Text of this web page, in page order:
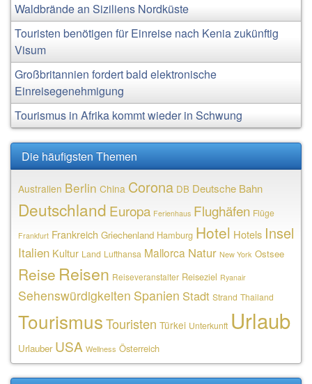
Waldbrände an Siziliens Nordküste
Touristen benötigen für Einreise nach Kenia zukünftig
Visum
Großbritannien fordert bald elektronische
Einreisegenehmigung
Tourismus in Afrika kommt wieder in Schwung
Die häufigsten Themen
Australien Berlin China Corona DB Deutsche Bahn
Deutschland Europa Ferienhaus Flughäfen Flüge
Frankfurt Frankreich Griechenland Hamburg Hotel Hotels Insel
Italien Kultur Land Lufthansa Mallorca Natur New York Ostsee
Reise Reisen Reiseveranstalter Reiseziel Ryanair
Sehenswürdigkeiten Spanien Stadt Strand Thailand
TourismusTouristen Türkei Unterkunft Urlaub
Urlauber USA Wellness Österreich